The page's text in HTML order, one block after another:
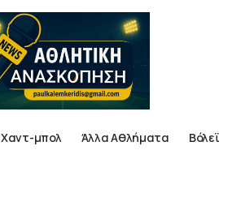
Χαντ-μπολ Άλλα Αθλήματα Βόλεϊ